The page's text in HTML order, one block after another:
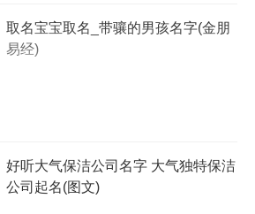
取名宝宝取名_带骧的男孩名字(金朋
易经)
好听大气保洁公司名字 大气独特保洁
公司起名(图文)